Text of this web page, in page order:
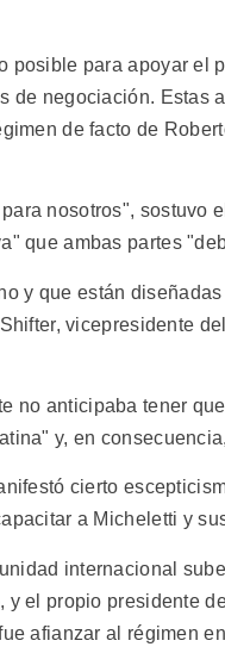
posible para apoyar el
de negociación. Estas
de facto de
nosotros", sostuvo
que ambas partes
y que están
vicepresidente
no anticipaba tener
y, en
cierto
a Micheletti y
internacional
el propio presidente
afianzar al régimen